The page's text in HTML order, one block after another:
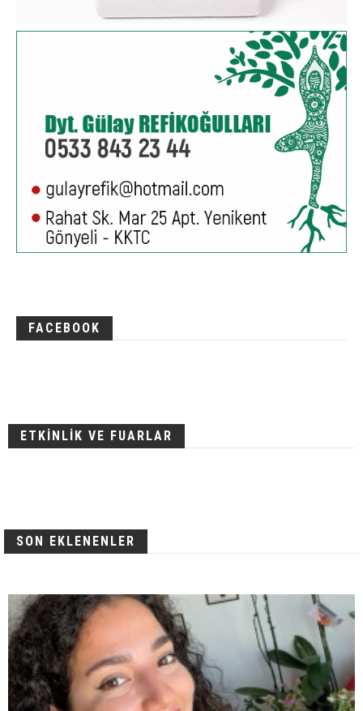
FACEBOOK
ETKİNLİK VE FUARLAR
SON EKLENENLER